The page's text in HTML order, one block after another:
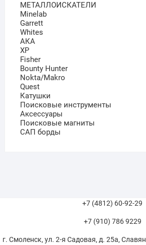
МЕТАЛЛОИСКАТЕЛИ
Minelab
Garrett
Whites
АКА
XP
Fisher
Bounty Hunter
Nokta/Makro
Quest
Катушки
Поисковые инструменты
Аксессуары
Поисковые магниты
САП борды
+7 (4812) 60-92-29
+7 (910) 786 9229
г. Смоленск, ул. 2-я Садовая, д. 25а,